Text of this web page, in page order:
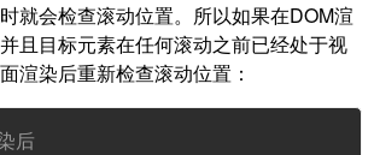
就会检查滚动位置。所以如果在DOM渲
且目标元素在任何滚动之前已经处于视
渲染后重新检查滚动位置：
后